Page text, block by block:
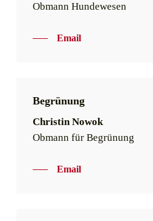
Obmann Hundewesen
Email
Begrünung
Christin Nowok
Obmann für Begrünung
Email